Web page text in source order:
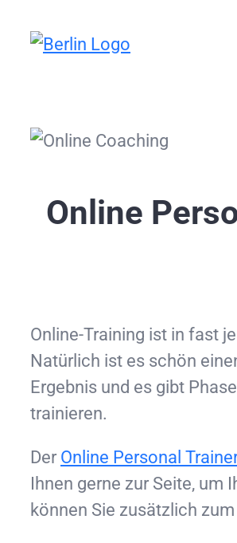
Inhalt
Online
Online-Training ist in fast
Natürlich ist es schön
Ergebnis und es gibt
trainieren.
Der Online Personal
Ihnen gerne zur Seite, um
können Sie zusätzlich